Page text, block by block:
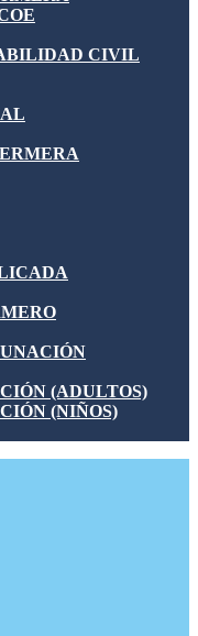
CIVIL
(ADULTOS)
(NIÑOS)